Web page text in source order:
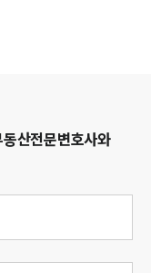
동산전문변호사와